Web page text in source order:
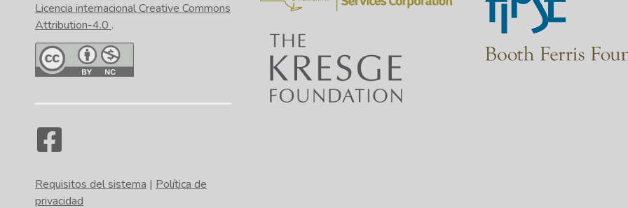
Licencia internacional Creative Commons
Attribution-4.0 .
Requisitos del sistema | Política de
privacidad